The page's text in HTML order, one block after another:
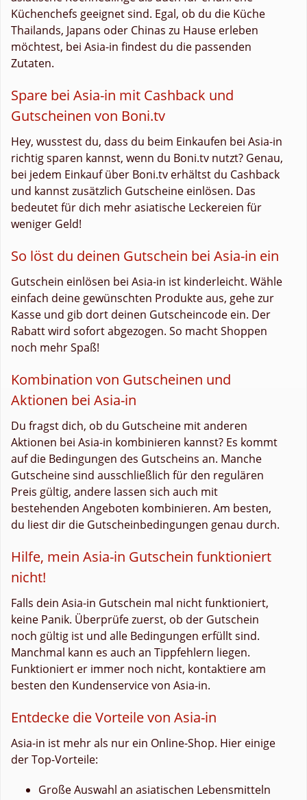
Küchenchefs geeignet sind. Egal, ob du die Küche
Thailands, Japans oder Chinas zu Hause erleben
möchtest, bei Asia-in findest du die passenden
Zutaten.
Spare bei Asia-in mit Cashback und
Gutscheinen von Boni.tv
Hey, wusstest du, dass du beim Einkaufen bei Asia-in
richtig sparen kannst, wenn du Boni.tv nutzt? Genau,
bei jedem Einkauf über Boni.tv erhältst du Cashback
und kannst zusätzlich Gutscheine einlösen. Das
bedeutet für dich mehr asiatische Leckereien für
weniger Geld!
So löst du deinen Gutschein bei Asia-in ein
Gutschein einlösen bei Asia-in ist kinderleicht. Wähle
einfach deine gewünschten Produkte aus, gehe zur
Kasse und gib dort deinen Gutscheincode ein. Der
Rabatt wird sofort abgezogen. So macht Shoppen
noch mehr Spaß!
Kombination von Gutscheinen und
Aktionen bei Asia-in
Du fragst dich, ob du Gutscheine mit anderen
Aktionen bei Asia-in kombinieren kannst? Es kommt
auf die Bedingungen des Gutscheins an. Manche
Gutscheine sind ausschließlich für den regulären
Preis gültig, andere lassen sich auch mit
bestehenden Angeboten kombinieren. Am besten,
du liest dir die Gutscheinbedingungen genau durch.
Hilfe, mein Asia-in Gutschein funktioniert
nicht!
Falls dein Asia-in Gutschein mal nicht funktioniert,
keine Panik. Überprüfe zuerst, ob der Gutschein
noch gültig ist und alle Bedingungen erfüllt sind.
Manchmal kann es auch an Tippfehlern liegen.
Funktioniert er immer noch nicht, kontaktiere am
besten den Kundenservice von Asia-in.
Entdecke die Vorteile von Asia-in
Asia-in ist mehr als nur ein Online-Shop. Hier einige
der Top-Vorteile:
Große Auswahl an asiatischen Lebensmitteln